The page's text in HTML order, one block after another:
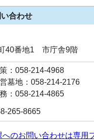
合わせ
40番地1 市庁舎9階
：058-214-4968
墓地：058-214-2176
：058-214-4865
265-8665
のお問い合わせは専用